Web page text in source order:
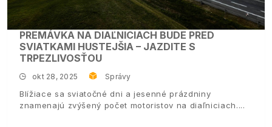
PREMÁVKA NA DIAĽNICIACH BUDE PRED
SVIATKAMI HUSTEJŠIA – JAZDITE S
TRPEZLIVOSŤOU
okt 28, 2025 Správy
Blížiace sa sviatočné dni a jesenné prázdniny
znamenajú zvýšený počet motoristov na diaľniciach.